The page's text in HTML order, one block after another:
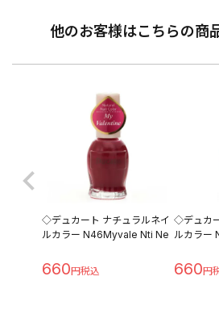
他のお客様はこちらの商
◇デュカート ナチュラルネイ
ルカラー N46Myvale Nti Ne
660
◇デュカ
ルカラー
660